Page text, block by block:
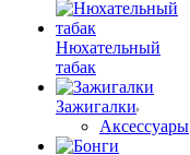
Нюхательный
табак
Зажигалки
Аксессуары